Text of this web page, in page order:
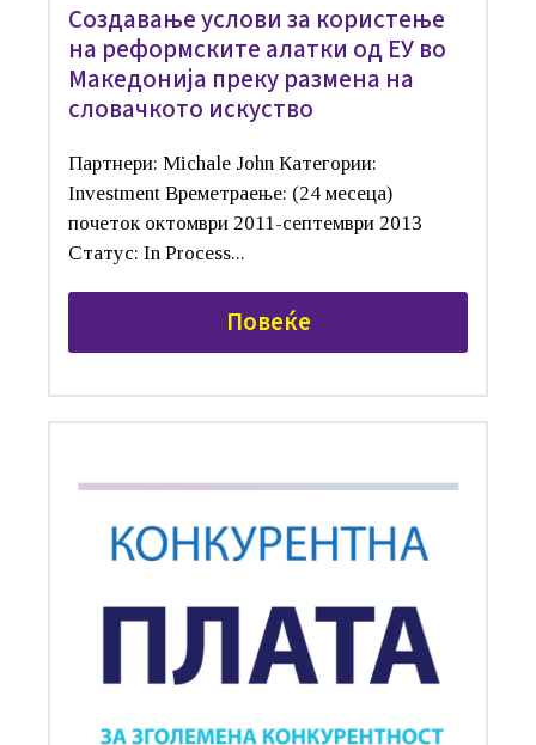
Создавање услови за користење
на реформските алатки од ЕУ во
Македонија преку размена на
словачкото искуство
Партнери: Michale John Категории:
Investment Времетраење: (24 месеца)
почеток октомври 2011-септември 2013
Статус: In Process...
Повеќе